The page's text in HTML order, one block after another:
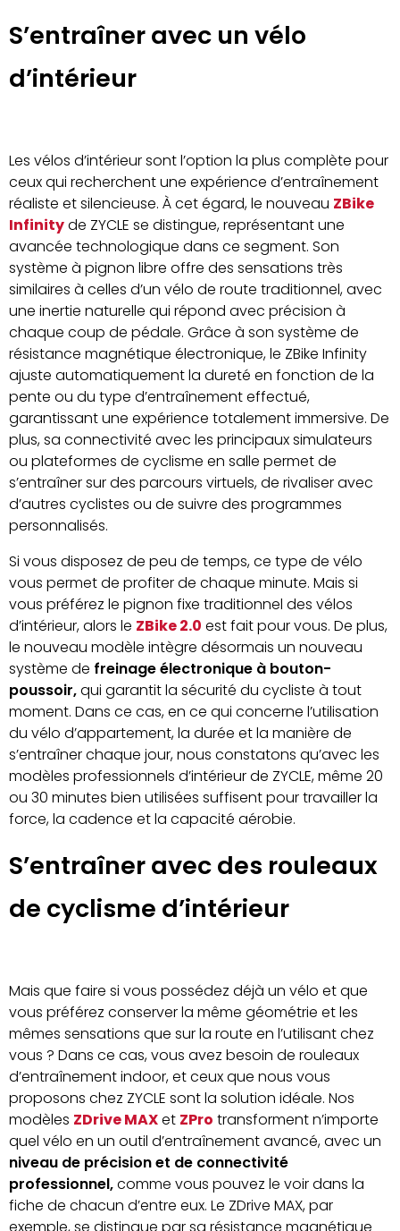
S’entraîner avec un vélo
d’intérieur
Les vélos d’intérieur sont l’option la plus complète pour
ceux qui recherchent une expérience d’entraînement
réaliste et silencieuse. À cet égard, le nouveau ZBike
Infinityde ZYCLE se distingue, représentant une
avancée technologique dans ce segment. Son
système à pignon libre offre des sensations très
similaires à celles d’un vélo de route traditionnel, avec
une inertie naturelle qui répond avec précision à
chaque coup de pédale. Grâce à son système de
résistance magnétique électronique, le ZBike Infinity
ajuste automatiquement la dureté en fonction de la
pente ou du type d’entraînement effectué,
garantissant une expérience totalement immersive. De
plus, sa connectivité avec les principaux simulateurs
ou plateformes de cyclisme en salle permet de
s’entraîner sur des parcours virtuels, de rivaliser avec
d’autres cyclistes ou de suivre des programmes
personnalisés.
Si vous disposez de peu de temps, ce type de vélo
vous permet de profiter de chaque minute. Mais si
vous préférez le pignon fixe traditionnel des vélos
d’intérieur, alors le ZBike 2.0 est fait pour vous. De plus,
le nouveau modèle intègre désormais un nouveau
système de freinage électronique à bouton-
poussoir,qui garantit la sécurité du cycliste à tout
moment. Dans ce cas, en ce qui concerne l’utilisation
du vélo d’appartement, la durée et la manière de
s’entraîner chaque jour, nous constatons qu’avec les
modèles professionnels d’intérieur de ZYCLE, même 20
ou 30 minutes bien utilisées suffisent pour travailler la
force, la cadence et la capacité aérobie.
S’entraîner avec des rouleaux
de cyclisme d’intérieur
Mais que faire si vous possédez déjà un vélo et que
vous préférez conserver la même géométrie et les
mêmes sensations que sur la route en l’utilisant chez
vous ? Dans ce cas, vous avez besoin de rouleaux
d’entraînement indoor, et ceux que nous vous
proposons chez ZYCLE sont la solution idéale. Nos
modèles ZDrive MAXet ZPro transforment n’importe
quel vélo en un outil d’entraînement avancé, avec un
niveau de précision et de connectivité
professionnel,comme vous pouvez le voir dans la
fiche de chacun d’entre eux. Le ZDrive MAX, par